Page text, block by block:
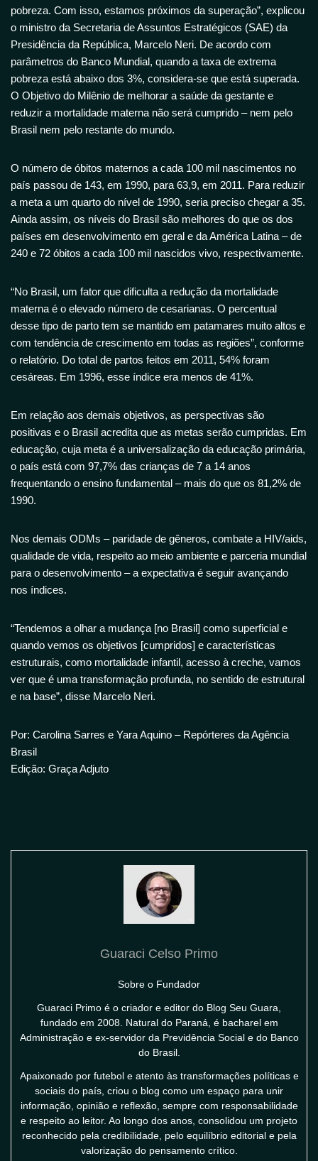
pobreza. Com isso, estamos próximos da superação”, explicou
o ministro da Secretaria de Assuntos Estratégicos (SAE) da
Presidência da República, Marcelo Neri. De acordo com
parâmetros do Banco Mundial, quando a taxa de extrema
pobreza está abaixo dos 3%, considera-se que está superada.
O Objetivo do Milênio de melhorar a saúde da gestante e
reduzir a mortalidade materna não será cumprido – nem pelo
Brasil nem pelo restante do mundo.
O número de óbitos maternos a cada 100 mil nascimentos no
país passou de 143, em 1990, para 63,9, em 2011. Para reduzir
a meta a um quarto do nível de 1990, seria preciso chegar a 35.
Ainda assim, os níveis do Brasil são melhores do que os dos
países em desenvolvimento em geral e da América Latina – de
240 e 72 óbitos a cada 100 mil nascidos vivo, respectivamente.
“No Brasil, um fator que dificulta a redução da mortalidade
materna é o elevado número de cesarianas. O percentual
desse tipo de parto tem se mantido em patamares muito altos e
com tendência de crescimento em todas as regiões”, conforme
o relatório. Do total de partos feitos em 2011, 54% foram
cesáreas. Em 1996, esse índice era menos de 41%.
Em relação aos demais objetivos, as perspectivas são
positivas e o Brasil acredita que as metas serão cumpridas. Em
educação, cuja meta é a universalização da educação primária,
o país está com 97,7% das crianças de 7 a 14 anos
frequentando o ensino fundamental – mais do que os 81,2% de
1990.
Nos demais ODMs – paridade de gêneros, combate a HIV/aids,
qualidade de vida, respeito ao meio ambiente e parceria mundial
para o desenvolvimento – a expectativa é seguir avançando
nos índices.
“Tendemos a olhar a mudança [no Brasil] como superficial e
quando vemos os objetivos [cumpridos] e características
estruturais, como mortalidade infantil, acesso à creche, vamos
ver que é uma transformação profunda, no sentido de estrutural
e na base”, disse Marcelo Neri.
Por: Carolina Sarres e Yara Aquino – Repórteres da Agência
Brasil
Edição: Graça Adjuto
Guaraci Celso Primo
Sobre o Fundador
Guaraci Primo é o criador e editor do Blog Seu Guara,
fundado em 2008. Natural do Paraná, é bacharel em
Administração e ex-servidor da Previdência Social e do Banco
do Brasil.
Apaixonado por futebol e atento às transformações políticas e
sociais do país, criou o blog como um espaço para unir
informação, opinião e reflexão, sempre com responsabilidade
e respeito ao leitor. Ao longo dos anos, consolidou um projeto
reconhecido pela credibilidade, pelo equilíbrio editorial e pela
valorização do pensamento crítico.